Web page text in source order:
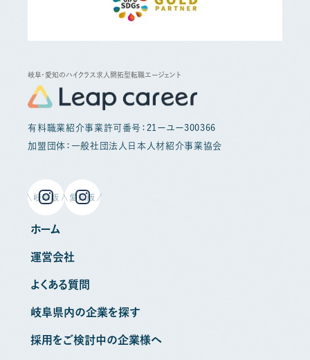
岐阜・愛知のハイクラス求人開拓型転職エージェント
有料職業紹介事業許可番号：21ーユー300366
加盟団体：一般社団法人日本人材紹介事業協会
岐阜版 愛知版
ホーム
運営会社
よくある質問
岐阜県内の企業を探す
採用をご検討中の企業様へ